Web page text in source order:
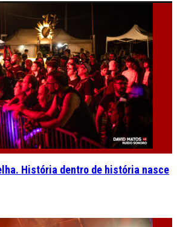
História dentro de história nasce